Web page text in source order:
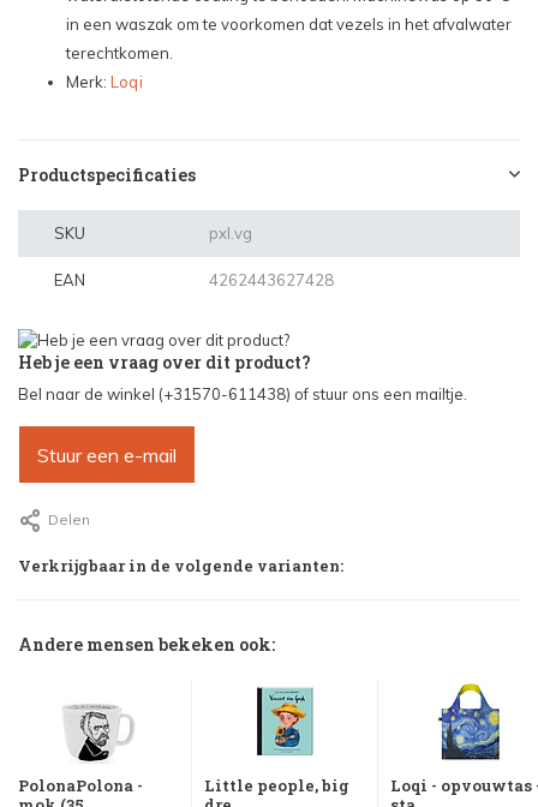
in een waszak om te voorkomen dat vezels in het afvalwater
terechtkomen.
Merk: Loqi
Productspecificaties
SKU pxl.vg
EAN 4262443627428
Heb je een vraag over dit product?
Bel naar de winkel (+31570-611438) of stuur ons een mailtje.
Stuur een e-mail
Delen
Verkrijgbaar in de volgende varianten:
Andere mensen bekeken ook:
PolonaPolona -
Little people, big
Loqi - opvouwtas